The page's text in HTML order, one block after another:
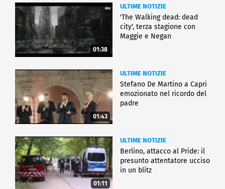
01:38
ULTIME NOTIZIE
'The Walking dead: dead
city', terza stagione con
Maggie e Negan
01:43
ULTIME NOTIZIE
Stefano De Martino a Capri
emozionato nel ricordo del
padre
01:11
ULTIME NOTIZIE
Berlino, attacco al Pride: il
presunto attentatore ucciso
in un blitz